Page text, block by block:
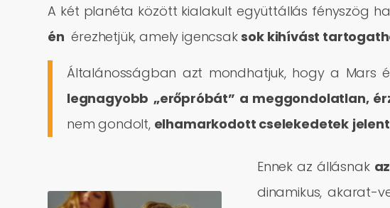
A két planéta között kialakult együttállás fényszög
én érezhetjük, amely igencsaksok kihívást
Általánosságban azt mondhatjuk, hogy a Mars
legnagyobb „erőpróbát” a meggondolatlan,
nem gondolt, elhamarkodott cselekedetek
Ennek az állásnak
dinamikus, akarat-